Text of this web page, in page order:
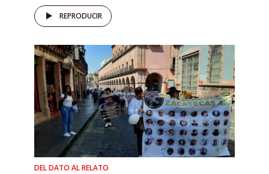
REPRODUCIR
DEL DATO AL RELATO